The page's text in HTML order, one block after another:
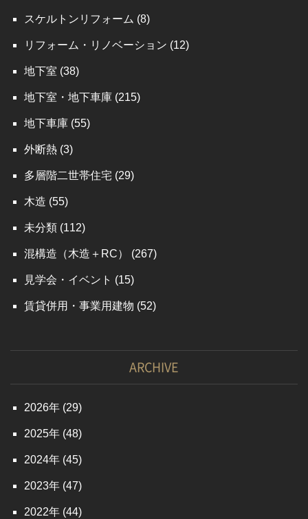
スケルトンリフォーム (8)
リフォーム・リノベーション (12)
地下室 (38)
地下室・地下車庫 (215)
地下車庫 (55)
外断熱 (3)
多層階二世帯住宅 (29)
木造 (55)
未分類 (112)
混構造（木造＋RC） (267)
見学会・イベント (15)
賃貸併用・事業用建物 (52)
ARCHIVE
2026 (29)
2025 (48)
2024 (45)
2023 (47)
2022 (44)